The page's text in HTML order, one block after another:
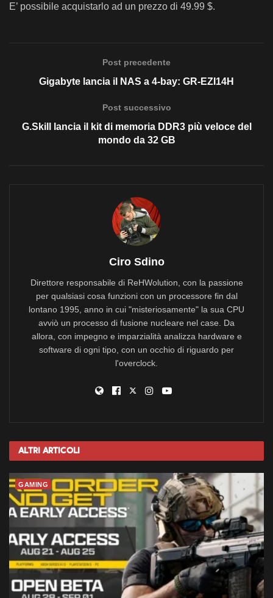
E’ possibile acquistarlo ad un prezzo di 49.99 $.
Post precedente
Gigabyte lancia il NAS a 4-bay: GR-EZI14H
Post successivo
G.Skill lancia il kit di memoria DDR3 più veloce del
mondo da 32 GB
Ciro Sdino
Direttore responsabile di ReHWolution, con la passione
per qualsiasi cosa funzioni con un processore fin dal
lontano 1995, anno in cui "misteriosamente" la sua CPU
avviò un processo di fusione nucleare nel case. Da
allora, con impegno e imparzialità analizza hardware e
software di ogni tipo, con un occhio di riguardo per
l'overclock.
Altri Articoli
GAMING